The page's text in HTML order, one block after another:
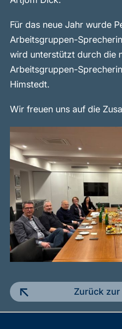
Für das neue Jahr wurde
Arbeitsgruppen-
wird unterstützt durch die
Arbeitsgruppen-
Himstedt.
Wir freuen uns auf die
Zurück